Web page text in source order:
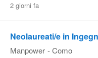
2 giorni fa
Neolaureati/e in
Manpower - Como